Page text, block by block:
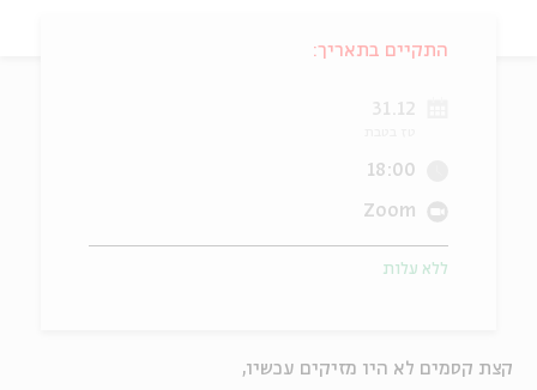
קצת קסמים לא היו מזיקים עכשיו,
התקיים בתאריך:
31.12
18:00
Zoom
ללא עלות